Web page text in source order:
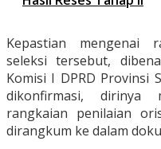
Kepastian mengenai
seleksi tersebut,
Komisi I DPRD Provinsi
dikonfirmasi, dirinya
rangkaian penilaian
dirangkum ke dalam